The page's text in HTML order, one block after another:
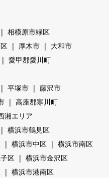
相模原市緑区
厚木市
大和市
愛甲郡愛川町
平塚市
藤沢市
高座郡寒川町
湘エリア
横浜市鶴見区
横浜市中区
横浜市南区
区
横浜市金沢区
横浜市港南区